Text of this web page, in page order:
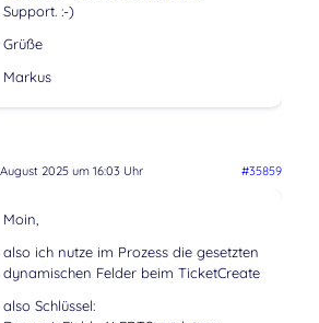
Support. :-)
Grüße
Markus
August 2025 um 16:03 Uhr #35859
Moin,
also ich nutze im Prozess die gesetzten
dynamischen Felder beim TicketCreate
also Schlüssel: